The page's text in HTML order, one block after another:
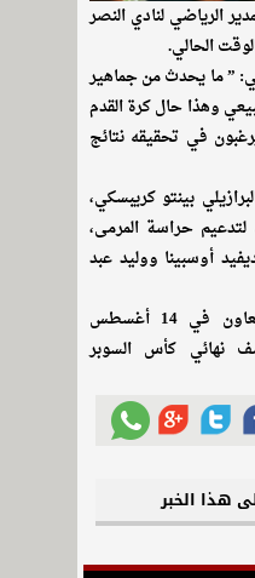
الرياضي لنادي النصر
الحالي.
” ما يحدث من جماهير
وهذا حال كرة القدم
في تحقيقه نتائج
بينتو كريبسكي،
لتدعيم حراسة المرمى،
أوسبينا ووليد عبد
ويتحضر النصر لمواجهة التعاون في 14 أغسطس
نهائي كأس السوبر
هذا الخبر